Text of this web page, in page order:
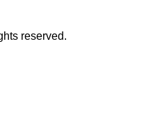
reserved.